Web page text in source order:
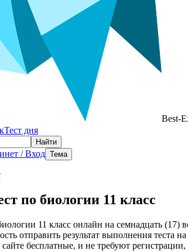
Best-
Тест дня
Найти
/ Вход Тема
по биологии 11 класс
11 класс онлайн на семнадцать (17)
отправить результат выполнения
бесплатные, и не требуют